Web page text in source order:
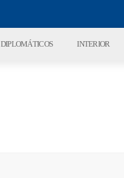
DIPLOMÁTICOS INTERIOR